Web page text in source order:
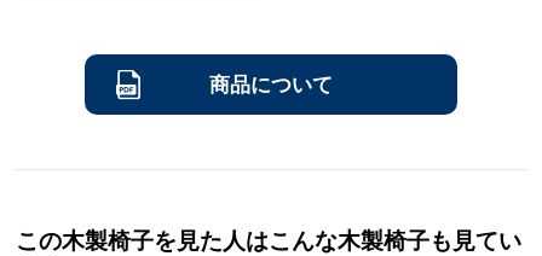
商品について
この木製椅子を見た人はこんな木製椅子も見てい